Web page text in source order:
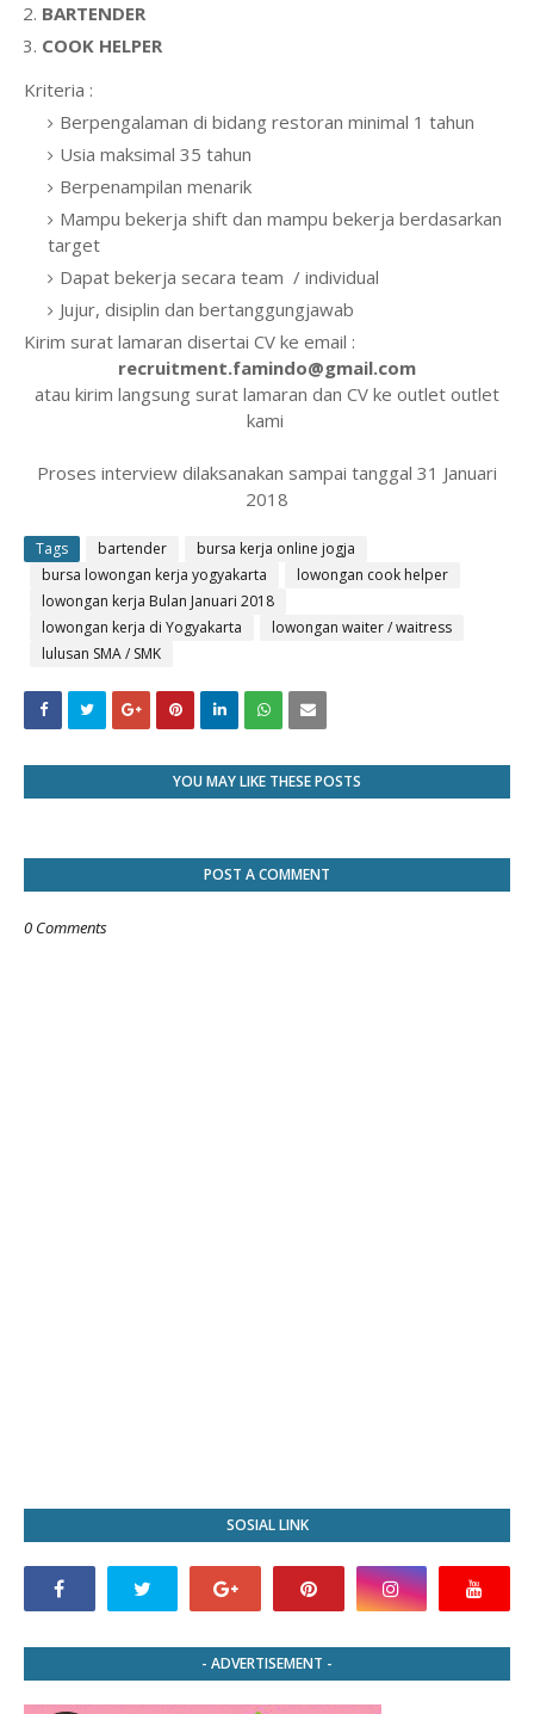
BARTENDER
COOK HELPER
Kriteria :
Berpengalaman di bidang restoran minimal 1 tahun
Usia maksimal 35 tahun
Berpenampilan menarik
Mampu bekerja shift dan mampu bekerja berdasarkan
target
Dapat bekerja secara team / individual
Jujur, disiplin dan bertanggungjawab
Kirim surat lamaran disertai CV ke email :
recruitment.famindo@gmail.com
atau kirim langsung surat lamaran dan CV ke outlet outlet
kami
Proses interview dilaksanakan sampai tanggal 31 Januari
2018
Tags bartender
bursa kerja online jogja
bursa lowongan kerja yogyakarta
lowongan cook helper
lowongan kerja Bulan Januari 2018
lowongan kerja di Yogyakarta
lowongan waiter / waitress
lulusan SMA / SMK
YOU MAY LIKE THESE POSTS
POST A COMMENT
0 Comments
SOSIAL LINK
- ADVERTISEMENT -